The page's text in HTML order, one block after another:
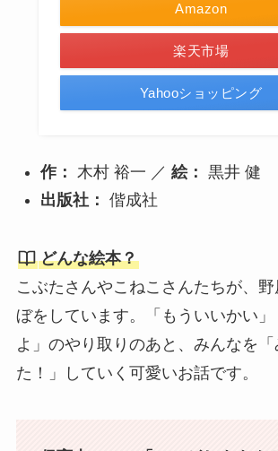
Amazon
楽天市場
Yahooショッピング
作： 木村 裕一 ／ 絵： 黒井 健
出版社： 偕成社
どんな絵本？
こぶたさんやこねこさんたちが、
ぼをしています。「もういいかい
よ」のやり取りのあと、みんなを
た！」していく可愛いお話です。